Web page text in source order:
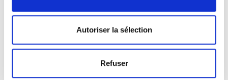
Autoriser la sélection
Refuser
SUPERLIMONE 100
fiche produit